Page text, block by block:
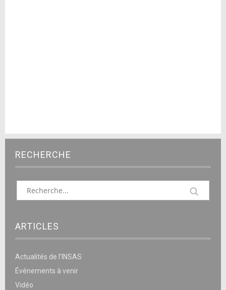
RECHERCHE
ARTICLES
Actualités de l’INSAS
Événements à venir
Vidéo